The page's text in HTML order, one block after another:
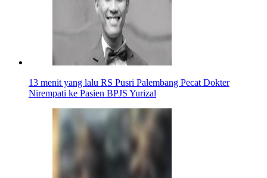
13 menit yang lalu RS Pusri Palembang Pecat Dokter
Nirempati ke Pasien BPJS Yurizal